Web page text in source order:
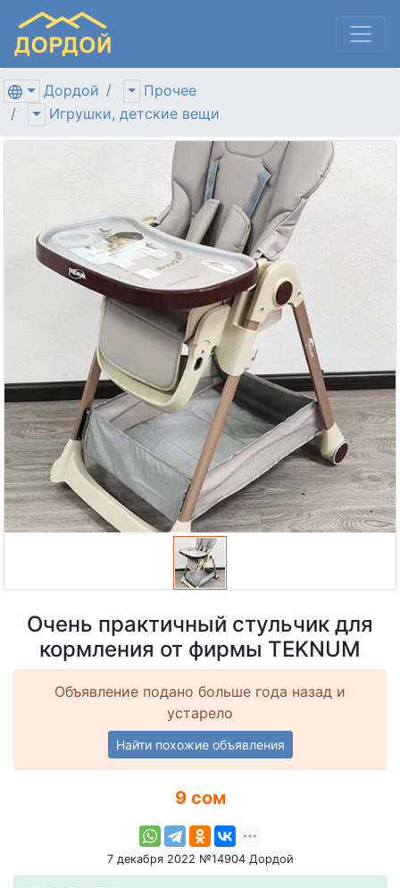
Дордой
Прочее
Игрушки, детские вещи
Очень практичный стульчик для
кормления от фирмы TEKNUM
Объявление подано больше года назад и
устарело
Найти похожие объявления
9 сом
7 декабря 2022 №14904 Дордой